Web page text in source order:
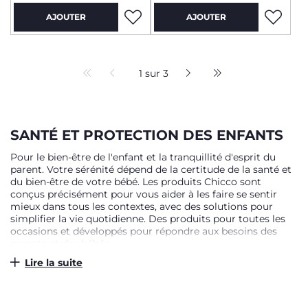
AJOUTER AJOUTER
1 sur 3
SANTÉ ET PROTECTION DES ENFANTS
Pour le bien-être de l'enfant et la tranquillité d'esprit du
parent. Votre sérénité dépend de la certitude de la santé et
du bien-être de votre bébé. Les produits Chicco sont
conçus précisément pour vous aider à les faire se sentir
mieux dans tous les contextes, avec des solutions pour
simplifier la vie quotidienne. Des produits pour toutes les
occasions et développés pour répondre aux besoins des
parents et des bébés.
LOISIRS À L'EXTÉRIEUR DE LA MAISON
Lire la suite